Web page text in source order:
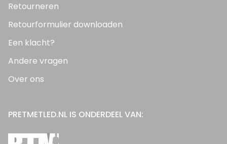
Retourneren
Retourformulier downloaden
Een klacht?
Andere vragen
Over ons
PRETMETLED.NL IS ONDERDEEL VAN: